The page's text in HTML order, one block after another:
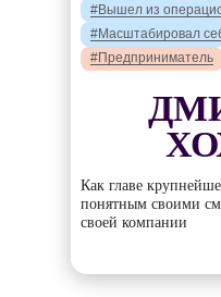
#Вышел из
#Масштабировал
#Предприниматель
Как главе
понятным своими
своей компании